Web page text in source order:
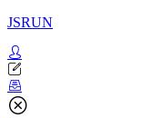
JSRUN